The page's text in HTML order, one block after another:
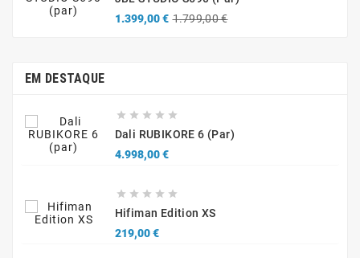
1.399,00 € 1.799,00 €
EM DESTAQUE
    
Dali RUBIKORE 6 (par)
4.998,00 €Precio
    
Hifiman Edition XS
219,00 €Precio